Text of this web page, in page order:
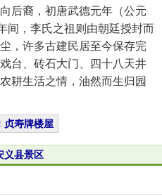
后裔，初唐武德元年（公元
间，李氏之祖则由朝廷授封而
，许多古建民居至今保存完
台、砖石大门、四十八天井
耕生活之情，油然而生归园
贞寿牌楼屋
义县景区